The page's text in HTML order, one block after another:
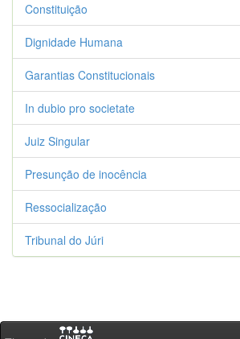
Constituição
Dignidade Humana
Garantias Constitucionais
In dubio pro societate
Juiz Singular
Presunção de inocência
Ressocialização
Tribunal do Júri